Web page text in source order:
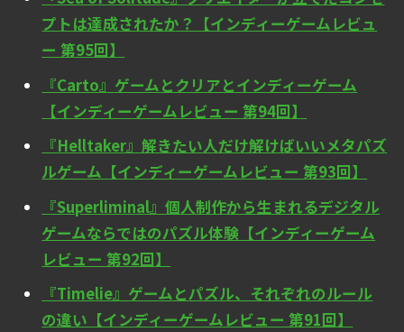
プトは達成されたか？【インディーゲームレビュ
ー 第95回】
『Carto』ゲームとクリアとインディーゲーム
【インディーゲームレビュー 第94回】
『Helltaker』解きたい人だけ解けばいいメタパズ
ルゲーム【インディーゲームレビュー 第93回】
『Superliminal』個人制作から生まれるデジタル
ゲームならではのパズル体験【インディーゲーム
レビュー 第92回】
『Timelie』ゲームとパズル、それぞれのルール
の違い【インディーゲームレビュー 第91回】